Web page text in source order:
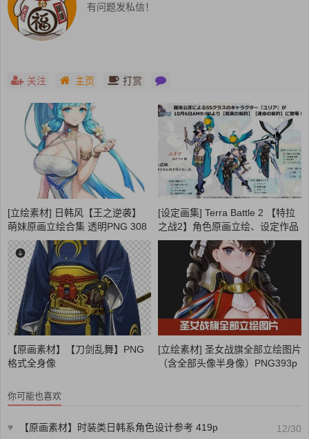
有问题发私信！
关注 主页 打赏
[立绘素材] 日韩风【王之逆袭】
萌妹原画立绘合集 透明PNG 308
P
[设定画集] Terra Battle 2 【特拉
之战2】角色原画立绘、设定作品
423P
【原画素材】【刀剑乱舞】PNG
格式全身像
[立绘素材] 圣女战旗全部立绘图片
（含全部头像半身像）PNG393p
你可能也喜欢
♥ 【原画素材】时装类日韩系角色设计参考 419p
12/30